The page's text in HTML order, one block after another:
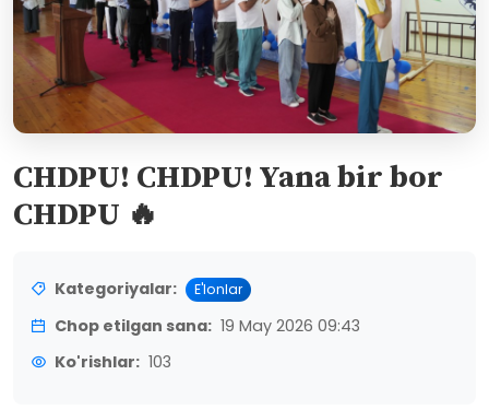
CHDPU! CHDPU! Yana bir bor
CHDPU 🔥
Kategoriyalar: E'lonlar
Chop etilgan sana: 19 May 2026 09:43
Ko'rishlar: 103